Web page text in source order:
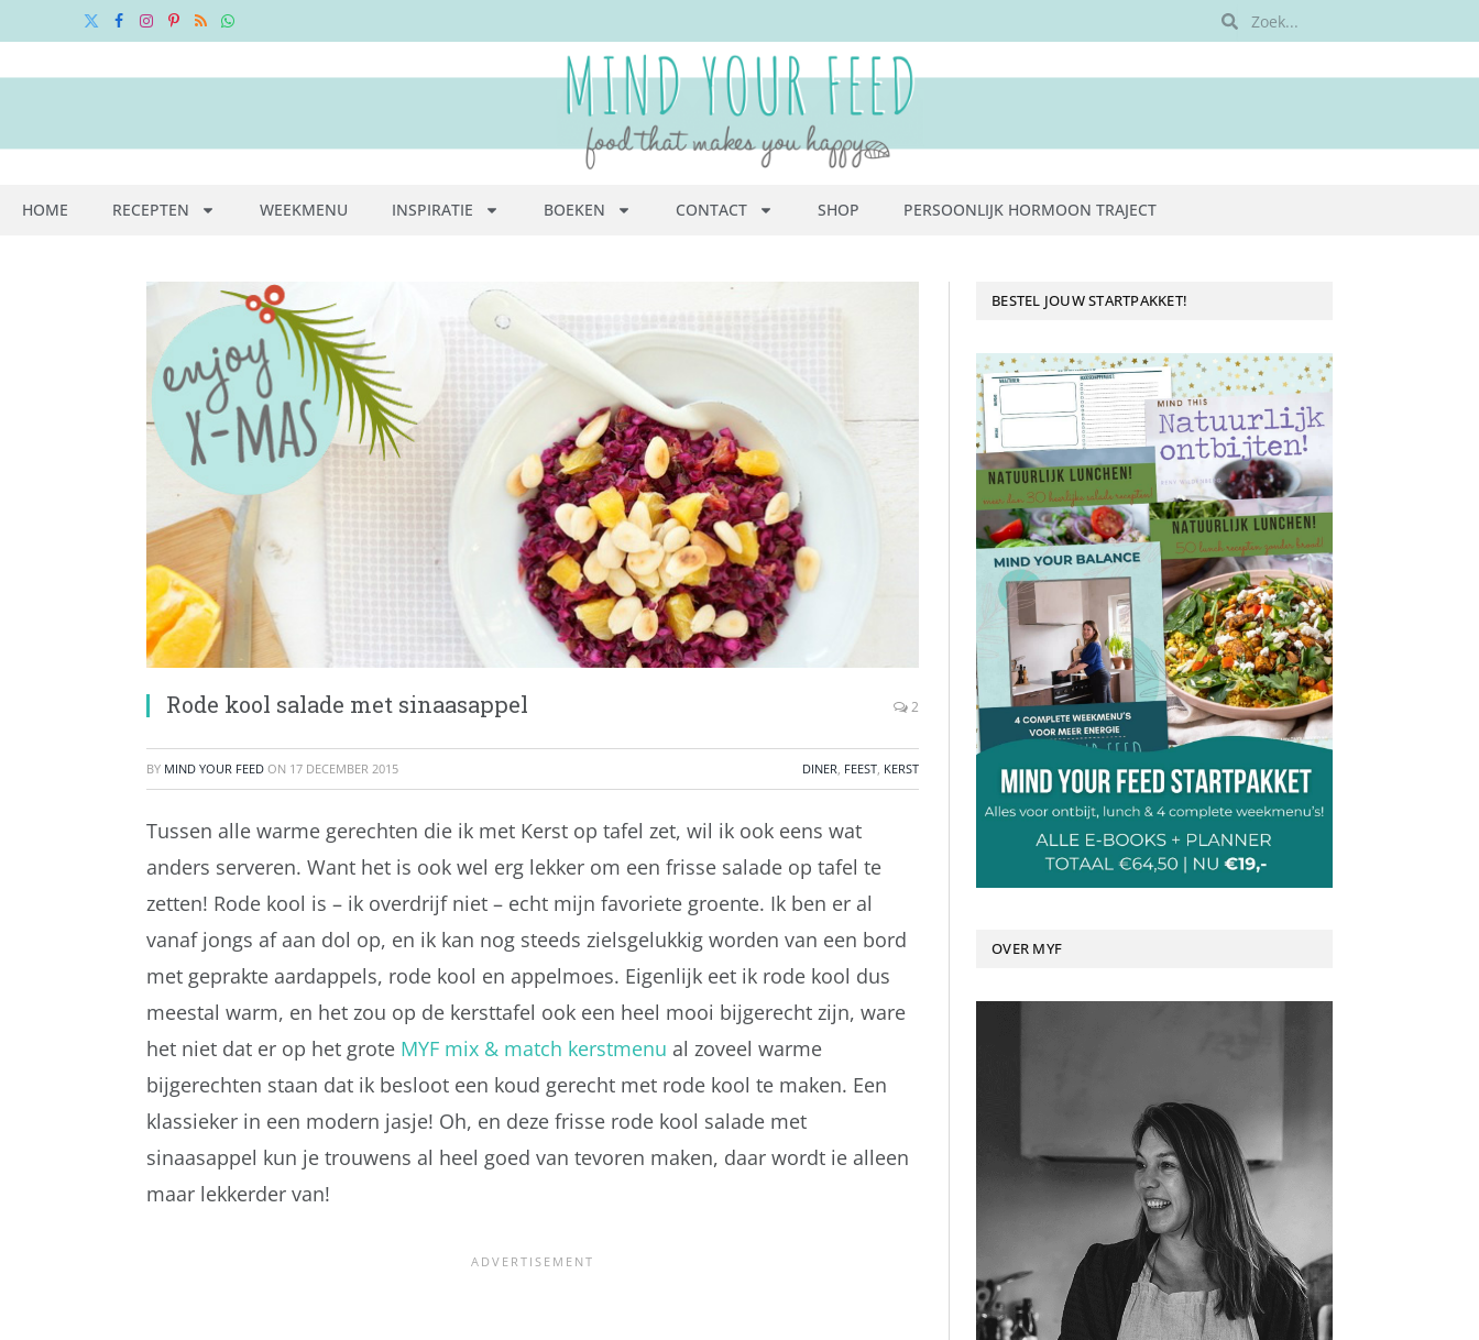
X
FacebookInstagram
Pinterest
RSSWhatsApp
HOME RECEPTEN WEEKMENU INSPIRATIE BOEKEN CONTACT SHOP PERSOONLIJK HORMOON TRAJECT
Rode kool salade met sinaasappel 2
BY MIND YOUR FEED ON 17 DECEMBER 2015 DINER, FEEST, KERST
Tussen alle warme gerechten die ik met Kerst op tafel zet, wil ik ook eens wat
anders serveren. Want het is ook wel erg lekker om een frisse salade op tafel te
zetten! Rode kool is – ik overdrijf niet – echt mijn favoriete groente. Ik ben er al
vanaf jongs af aan dol op, en ik kan nog steeds zielsgelukkig worden van een bord
met geprakte aardappels, rode kool en appelmoes. Eigenlijk eet ik rode kool dus
meestal warm, en het zou op de kersttafel ook een heel mooi bijgerecht zijn, ware
het niet dat er op het grote MYF mix & match kerstmenu al zoveel warme
bijgerechten staan dat ik besloot een koud gerecht met rode kool te maken. Een
klassieker in een modern jasje! Oh, en deze frisse rode kool salade met
sinaasappel kun je trouwens al heel goed van tevoren maken, daar wordt ie alleen
maar lekkerder van!
BESTEL JOUW STARTPAKKET!
OVER MYF